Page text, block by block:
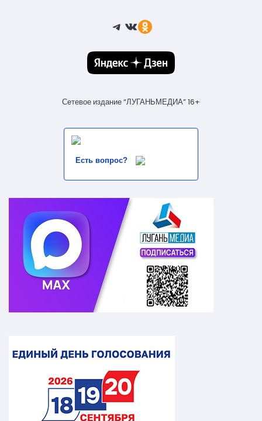
Telegram
ВКонтакте
Ссылка
Сетевое издание “ЛУГАНЬМЕДИА” 16+
Есть вопрос?